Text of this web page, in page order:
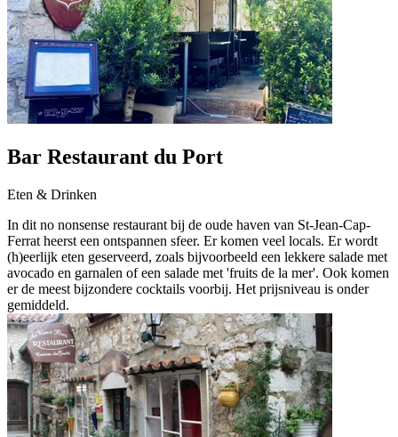
Bar Restaurant du Port
Eten & Drinken
In dit no nonsense restaurant bij de oude haven van St-Jean-Cap-
Ferrat heerst een ontspannen sfeer. Er komen veel locals. Er wordt
(h)eerlijk eten geserveerd, zoals bijvoorbeeld een lekkere salade met
avocado en garnalen of een salade met 'fruits de la mer'. Ook komen
er de meest bijzondere cocktails voorbij. Het prijsniveau is onder
gemiddeld.